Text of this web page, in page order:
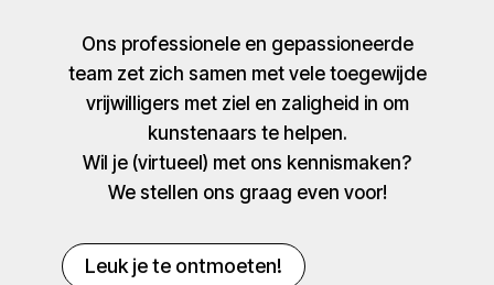
Ons professionele en gepassioneerde
team zet zich samen met vele toegewijde
vrijwilligers met ziel en zaligheid in om
kunstenaars te helpen.
Wil je (virtueel) met ons kennismaken?
We stellen ons graag even voor!
Leuk je te ontmoeten!